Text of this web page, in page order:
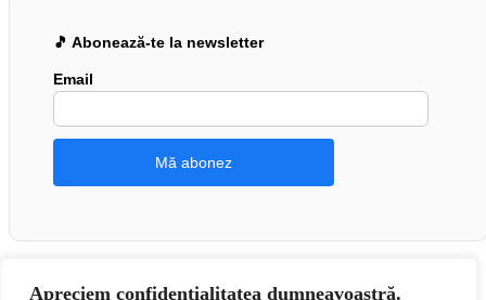
Apreciem confidențialitatea dumneavoastră.
🎵 Abonează-te la newsletter
Email